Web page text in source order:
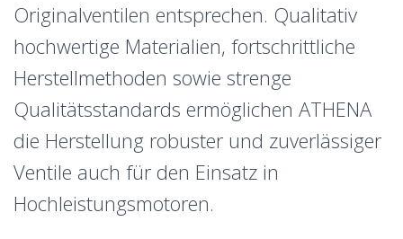
Originalventilen entsprechen. Qualitativ
hochwertige Materialien, fortschrittliche
Herstellmethoden sowie strenge
Qualitätsstandards ermöglichen ATHENA
die Herstellung robuster und zuverlässiger
Ventile auch für den Einsatz in
Hochleistungsmotoren.